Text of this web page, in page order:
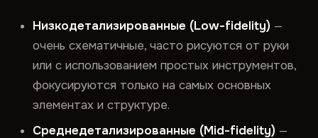
Низкодетализированные (Low-fidelity) —
очень схематичные, часто рисуются от руки
или с использованием простых инструментов,
фокусируются только на самых основных
элементах и структуре.
Среднедетализированные (Mid-fidelity) —